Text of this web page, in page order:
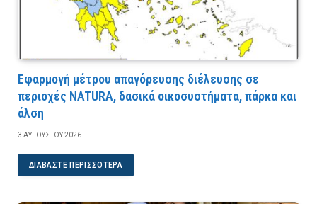
Εφαρμογή μέτρου απαγόρευσης διέλευσης σε
περιοχές NATURA, δασικά οικοσυστήματα, πάρκα και
άλση
3 ΑΥΓΟΎΣΤΟΥ 2026
ΔΙΑΒΆΣΤΕ ΠΕΡΙΣΣΌΤΕΡΑ